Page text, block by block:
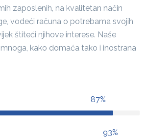
zaposlenih, na kvalitetan način
vodeći računa o potrebama svojih
štiteći njihove interese. Naše
kako domaća tako i inostrana
87%
93%